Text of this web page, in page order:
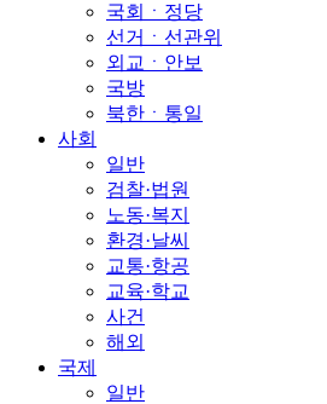
국회ㆍ정당
선거ㆍ선관위
외교ㆍ안보
국방
북한ㆍ통일
사회
일반
검찰·법원
노동·복지
환경·날씨
교통·항공
교육·학교
사건
해외
국제
일반